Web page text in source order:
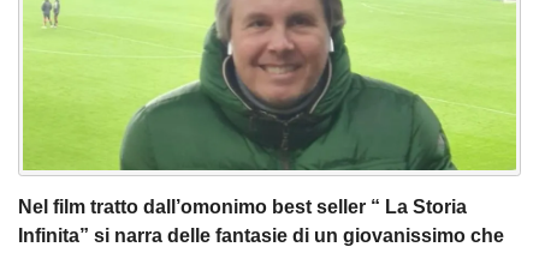
Nel film tratto dall’omonimo best seller “ La Storia
Infinita” si narra delle fantasie di un giovanissimo che